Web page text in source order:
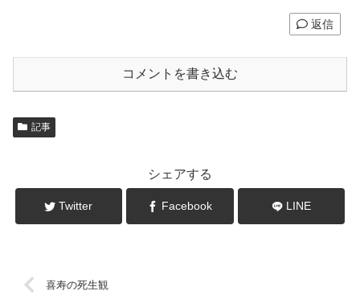
返信
コメントを書き込む
記事
シェアする
Twitter Facebook LINE
喜寿の死生観